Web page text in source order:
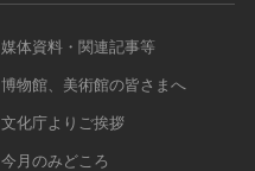
媒体資料・関連記事等
博物館、美術館の皆さまへ
文化庁よりご挨拶
今月のみどころ